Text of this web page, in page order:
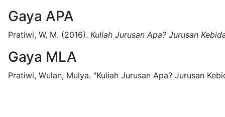
Gaya APA
Pratiwi, W, M. (2016). Kuliah Jurusan Apa? Jurusan
Gaya MLA
Pratiwi, Wulan, Mulya. "Kuliah Jurusan Apa? Jurusan